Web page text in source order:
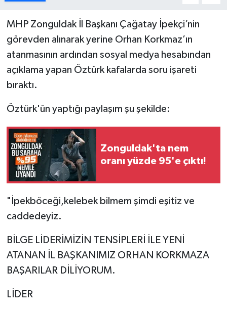
MHP Zonguldak İl Başkanı Çağatay İpekçi’nin
görevden alınarak yerine Orhan Korkmaz’ın
atanmasının ardından sosyal medya hesabından
açıklama yapan Öztürk kafalarda soru işareti
bıraktı.
Öztürk'ün yaptığı paylaşım şu şekilde:
Zonguldak'ta nem
oranı yüzde 95'e çıktı!
"İpekböceği,kelebek bilmem şimdi eşitiz ve
caddedeyiz.
BİLGE LİDERİMİZİN TENSİPLERİ İLE YENİ
ATANAN İL BAŞKANIMIZ ORHAN KORKMAZA
BAŞARILAR DİLİYORUM.
LİDER